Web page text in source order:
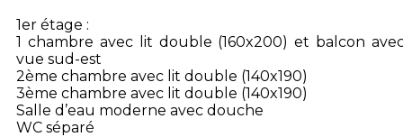
1er étage :
1 chambre avec lit double (160x200) et balcon
vue sud-est
2ème chambre avec lit double (140x190)
3ème chambre avec lit double (140x190)
Salle d’eau moderne avec douche
WC séparé